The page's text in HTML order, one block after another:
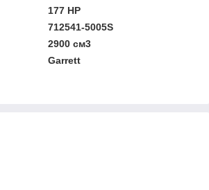
177 HP
712541-5005S
2900 см3
Garrett